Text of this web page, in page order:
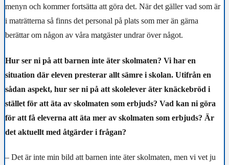
menyn och kommer fortsätta att göra det. När det gäller vad som är
i maträtterna så finns det personal på plats som mer än gärna
berättar om någon av våra matgäster undrar över något.
Hur ser ni på att barnen inte äter skolmaten? Vi har en
situation där eleven presterar allt sämre i skolan. Utifrån en
sådan aspekt, hur ser ni på att skolelever äter knäckebröd i
stället för att äta av skolmaten som erbjuds? Vad kan ni göra
för att få eleverna att äta mer av skolmaten som erbjuds? Är
det aktuellt med åtgärder i frågan?
– Det är inte min bild att barnen inte äter skolmaten, men vi vet ju